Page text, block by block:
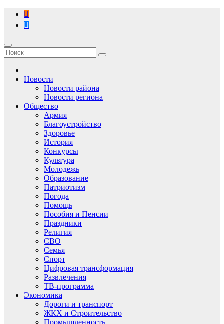
Перейти
содержимому
Новости
Новости района
Новости региона
Общество
Армия
Благоустройство
Здоровье
История
Конкурсы
Культура
Молодежь
Образование
Патриотизм
Погода
Помощь
Пособия и Пенсии
Праздники
Религия
СВО
Семья
Спорт
Цифровая трансформация
Развлечения
ТВ-программа
Экономика
Дороги и транспорт
ЖКХ и Строительство
Промышленность